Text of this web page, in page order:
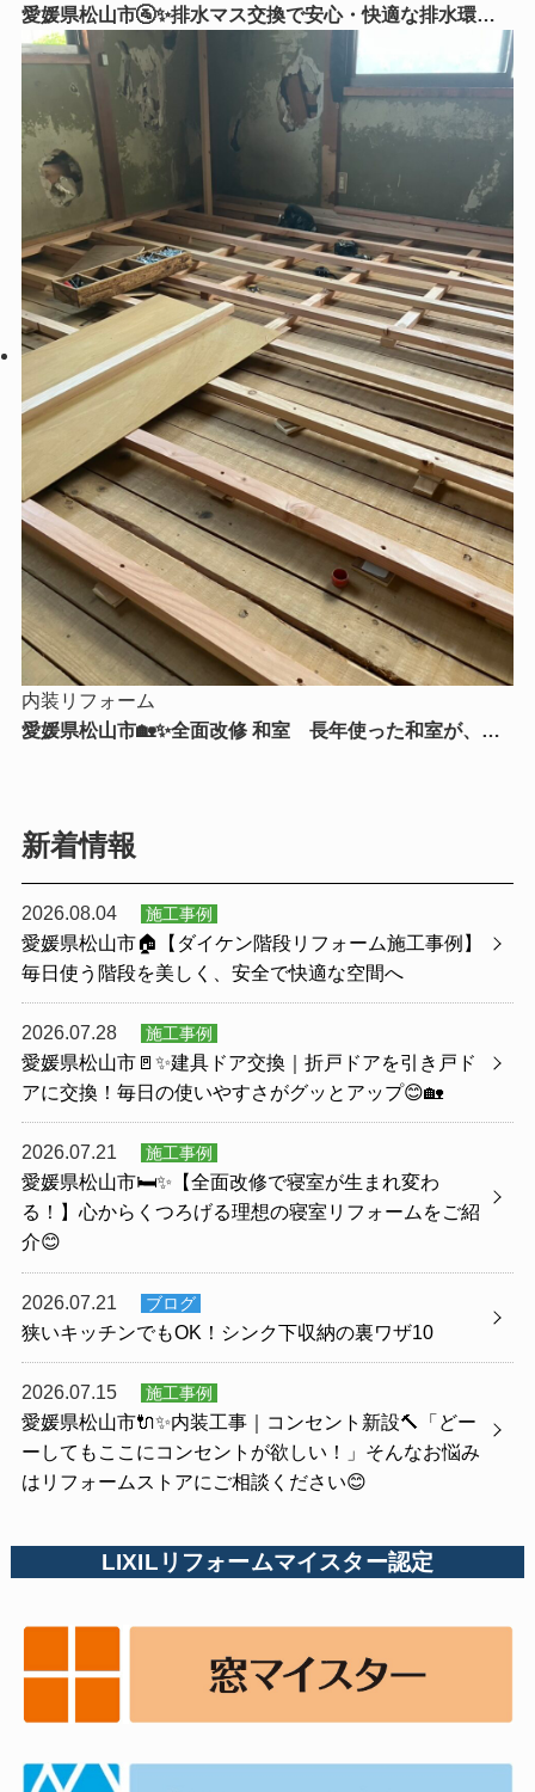
愛媛県松山市🚰✨排水マス交換で安心・快適な排水環境
へ！古くなった排水マスを新しく交換しました✨🔧
内装リフォーム
愛媛県松山市🏡✨全面改修 和室 長年使った和室が、新
新着情報
2026.08.04 施工事例
愛媛県松山市🏠【ダイケン階段リフォーム施工事例】
毎日使う階段を美しく、安全で快適な空間へ
2026.07.28 施工事例
愛媛県松山市🚪✨建具ドア交換｜折戸ドアを引き戸ド
アに交換！毎日の使いやすさがグッとアップ😊🏡
2026.07.21 施工事例
愛媛県松山市🛏️✨【全面改修で寝室が生まれ変わ
る！】心からくつろげる理想の寝室リフォームをご紹
介😊
2026.07.21 ブログ
狭いキッチンでもOK！シンク下収納の裏ワザ10
2026.07.15 施工事例
愛媛県松山市🔌✨内装工事｜コンセント新設🔨「どー
ーしてもここにコンセントが欲しい！」そんなお悩み
はリフォームストアにご相談ください😊
LIXILリフォームマイスター認定